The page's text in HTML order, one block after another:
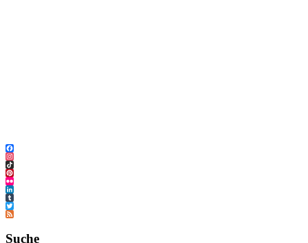
Facebook
Instagram
TikTok
Pinterest
Flickr
LinkedIn
Tumblr
Twitter
Feed
Suche